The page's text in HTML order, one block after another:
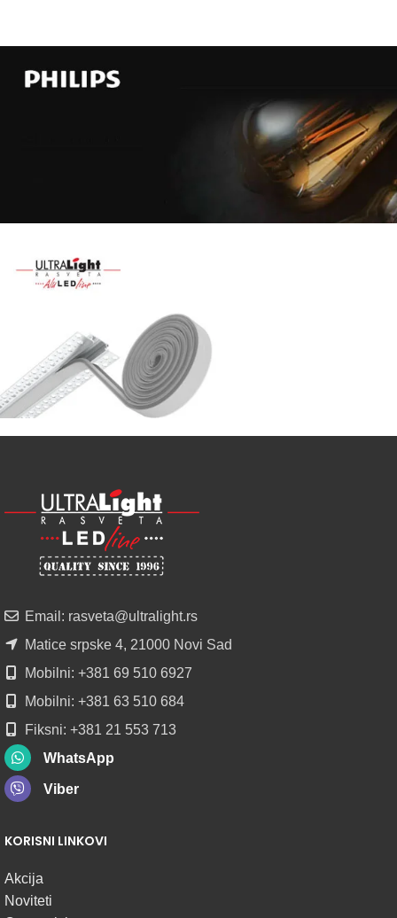
Najveći
izbor
SIJALICA
u
regionu
LED
PROFILI
TRIMLESS
DIFUZOROM
POGLEDAJ
Email: rasveta@ultralight.rs
Matice srpske 4, 21000 Novi Sad
Mobilni: +381 69 510 6927
Mobilni: +381 63 510 684
Fiksni: +381 21 553 713
WhatsApp
Viber
KORISNI LINKOVI
Akcija
Noviteti